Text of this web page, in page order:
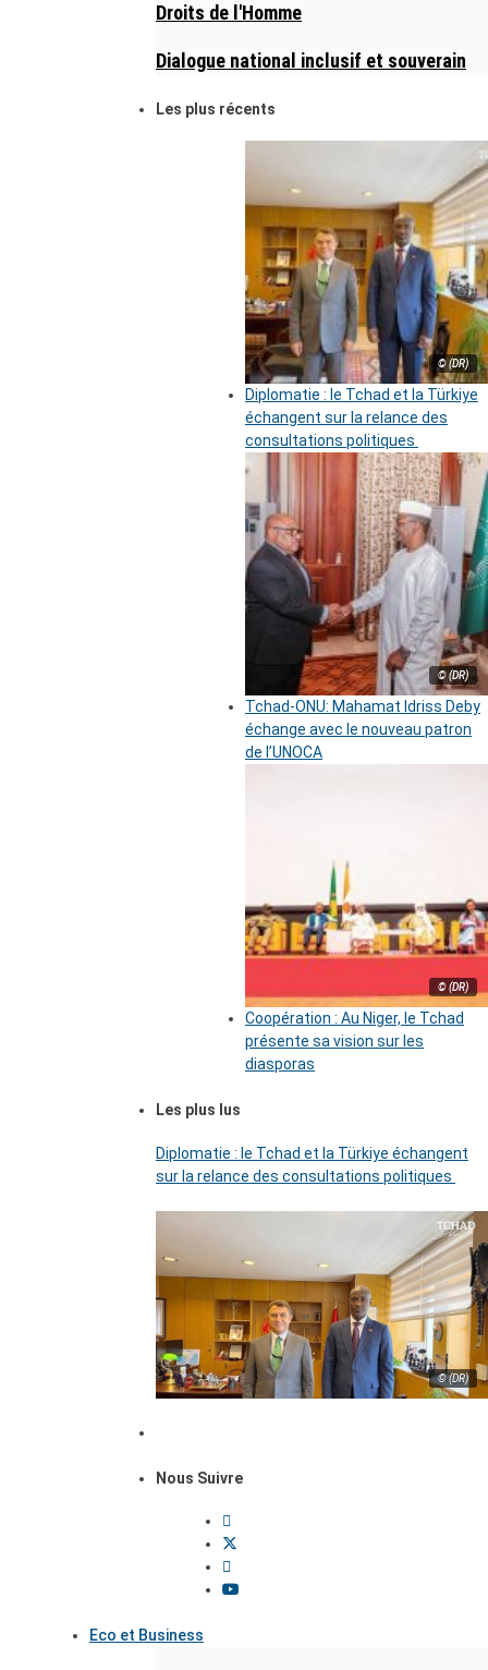
Droits de l'Homme
Dialogue national inclusif et souverain
Les plus récents
© (DR)
Diplomatie : le Tchad et la Türkiye
échangent sur la relance des
consultations politiques
© (DR)
Tchad-ONU: Mahamat Idriss Deby
échange avec le nouveau patron
de l’UNOCA
© (DR)
Coopération : Au Niger, le Tchad
présente sa vision sur les
diasporas
Les plus lus
Diplomatie : le Tchad et la Türkiye échangent
sur la relance des consultations politiques
© (DR)
Nous Suivre
Eco et Business